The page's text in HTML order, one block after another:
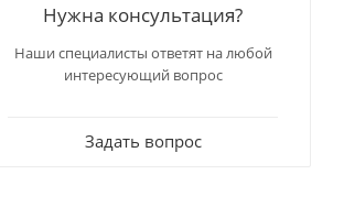
Нужна консультация?
Наши специалисты ответят на любой
интересующий вопрос
Задать вопрос